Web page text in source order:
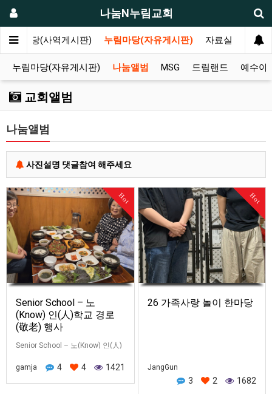
나눔N누림교회
나눔마당(사역게시판) 누림마당(자유게시판) 자료실
누림마당(자유게시판) 나눔앨범 MSG 드림랜드 예수아
교회앨범
나눔앨범
사진설명 댓글참여 해주세요
Hot
Senior School – 노
(Know) 인(人)학교 경로
(敬老) 행사
Senior School – 노(Know) 인(人)
05.31(주) 가정의 달, 마지막 주일,
가족사랑의 날 정광현 집사님이
gamja 4 4 1421
Hot
26 가족사랑 놀이 한마당
JangGun
3 2 1682